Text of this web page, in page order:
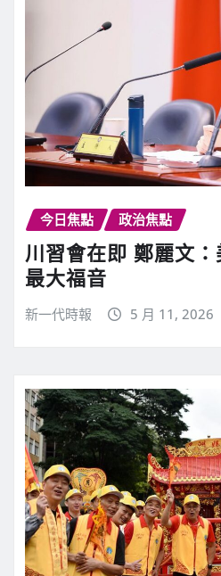
今日焦點 政治焦點
川習會在即 鄭麗文
最大福音
新一代時報 5 月 11, 2026